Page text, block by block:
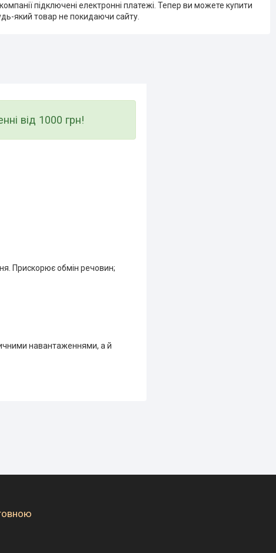
підключені електронні платежі. Тепер ви можете купити
який товар не покидаючи сайту.
від 1000 грн!
Прискорює обмін речовин;
навантаженнями, а й